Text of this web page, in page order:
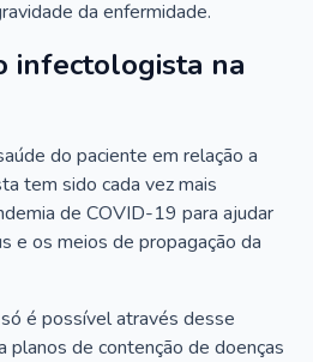
da enfermidade.
infectologista na
do paciente em relação a
tem sido cada vez mais
de COVID-19 para ajudar
e os meios de propagação da
é possível através desse
planos de contenção de doenças